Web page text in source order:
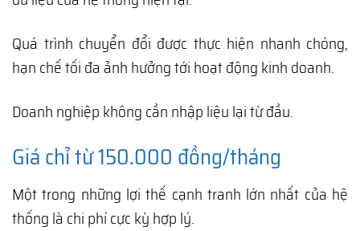
Quá trình chuyển đổi được thực hiện nhanh chóng,
hạn chế tối đa ảnh hưởng tới hoạt động kinh doanh.
Doanh nghiệp không cần nhập liệu lại từ đầu.
Giá chỉ từ 150.000 đồng/tháng
Một trong những lợi thế cạnh tranh lớn nhất của hệ
thống là chi phí cực kỳ hợp lý.